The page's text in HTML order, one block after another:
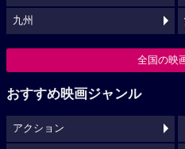
九州
全国の映
おすすめ映画ジャンル
アクション